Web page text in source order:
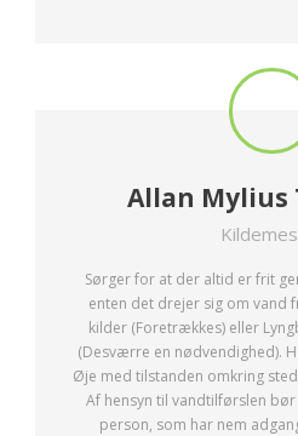
Allan Mylius
Sørger for at der altid er frit
enten det drejer sig om vand
kilder (Foretrækkes) eller
(Desværre en nødvendighed).
Øje med tilstanden omkring
Af hensyn til vandtilførslen
person, som har nem